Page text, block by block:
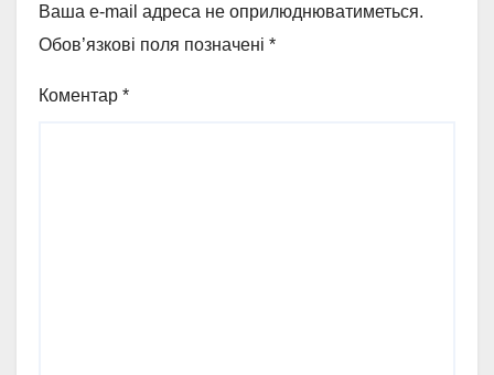
Ваша e-mail адреса не оприлюднюватиметься.
Обов’язкові поля позначені *
Коментар *